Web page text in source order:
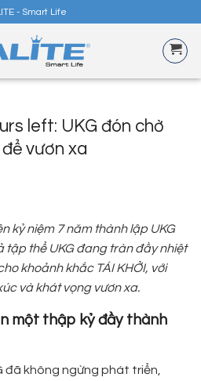
- Smart Life
left: UKG đón chờ
vươn xa
kỷ niệm 7 năm thành lập UKG
tập thể UKG đang tràn đầy nhiệt
khoảnh khắc TÁI KHỞI, với
và khát vọng vươn xa.
một thập kỷ đầy thành
đã không ngừng phát triển,